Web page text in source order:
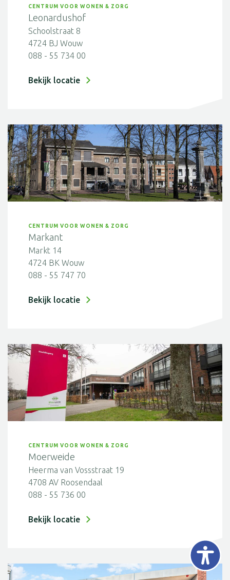
CENTRUM VOOR WONEN & ZORG
Leonardushof
Schoolstraat 8
4724 BJ Wouw
088 - 55 734 00
Bekijk locatie
CENTRUM VOOR WONEN & ZORG
Markant
Markt 14
4724 BK Wouw
088 - 55 747 70
Bekijk locatie
CENTRUM VOOR WONEN & ZORG
Moerweide
Heerma van Vossstraat 19
4708 AV Roosendaal
088 - 55 736 00
Bekijk locatie